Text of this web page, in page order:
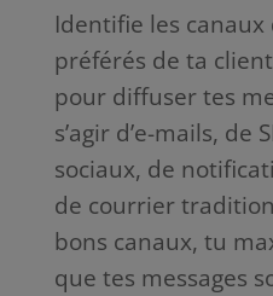
Identifie les
préférés de ta
pour diffuser tes
s’agir d’e-mails, de
sociaux, de
de courrier
bons canaux, tu
que tes messages